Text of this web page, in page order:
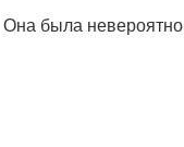
Она была